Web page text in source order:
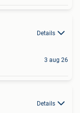
Details
3 aug 26
Details